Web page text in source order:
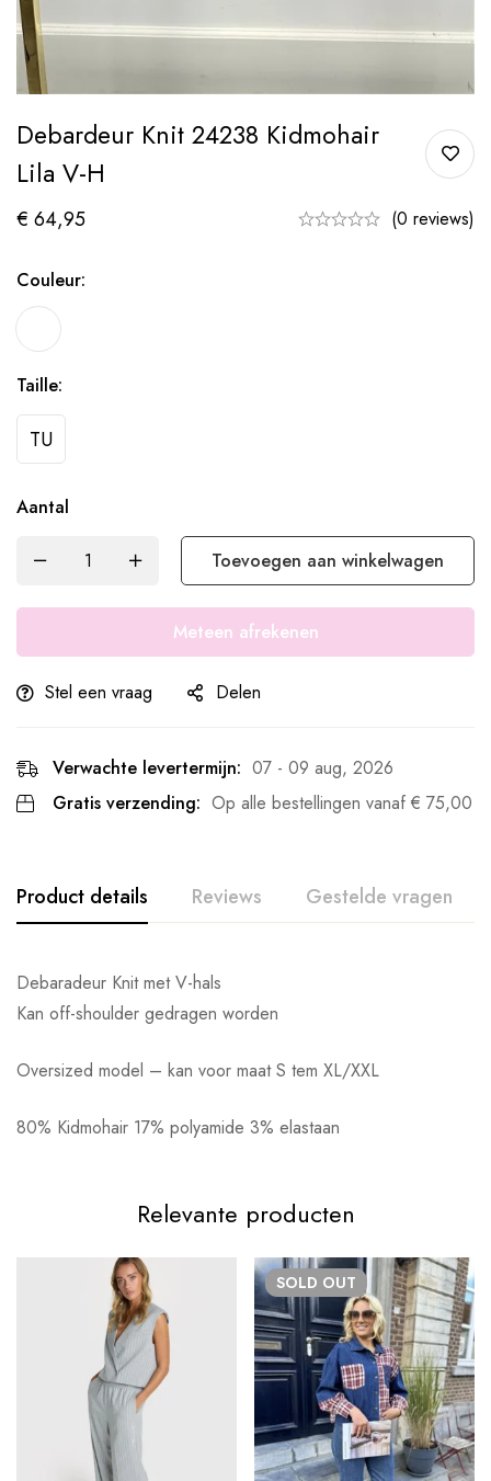
Debardeur Knit 24238 Kidmohair
Lila V-H
€ 64,95 (0 reviews)
Couleur:
Taille:
TU
Aantal
Toevoegen aan winkelwagen
Meteen afrekenen
Stel een vraag Delen
Verwachte levertermijn: 07 - 09 aug, 2026
Gratis verzending: Op alle bestellingen vanaf € 75,00
Product details Reviews Gestelde vragen
Debaradeur Knit met V-hals
Kan off-shoulder gedragen worden
Oversized model – kan voor maat S tem XL/XXL
80% Kidmohair 17% polyamide 3% elastaan
Relevante producten
SOLD OUT